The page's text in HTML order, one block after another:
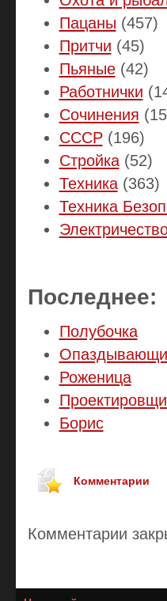
Пацаны (457)
Притчи (45)
Пьяные(42)
Работнички
Сочинения
СССР(196)
Стройка(52)
Техника(363)
Техника
Последнее:
Полубочка
Роженица
Борис
Комментарии
Комментарии